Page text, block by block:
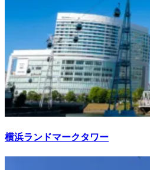
横浜ランドマークタワー